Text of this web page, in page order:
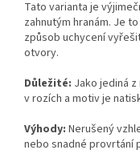
Tato varianta je
zahnutým hranám. Je
způsob uchycení
otvory.
Důležité: Jako jediná
v rozích a motiv je
Výhody: Nerušený
nebo snadné provrtání